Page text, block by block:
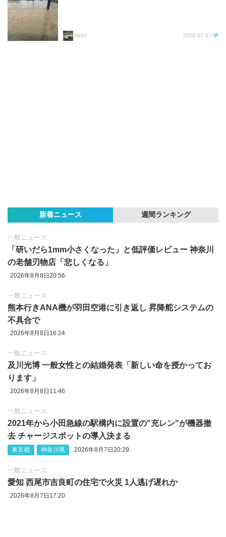
Akito 2026-07-17
新着ニュース 週間ランキング
一般ニュース
「研いだら1mm小さくなった」と低評価レビュー 神奈川
の老舗刃物店「悲しくなる」
2026年8月8日20:56
一般ニュース
熊本行きANA機が羽田空港に引き返し 昇降舵システムの
不具合で
2026年8月8日16:24
一般ニュース
及川光博 一般女性との結婚発表「新しい命を授かってお
ります」
2026年8月8日11:46
一般ニュース
2021年から小田急線の駅構内に設置の"充レン"が機器撤
去 チャージスポットの導入決まる
東京都 神奈川県 2026年8月7日20:29
一般ニュース
愛知 西尾市吉良町の住宅で火災 1人逃げ遅れか
2026年8月7日17:20